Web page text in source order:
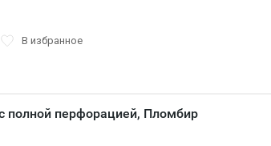
В избранное
полной перфорацией, Пломбир